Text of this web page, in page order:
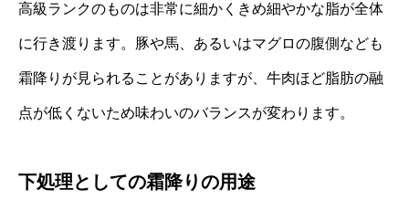
高級ランクのものは非常に細かくきめ細やかな脂が全体
に行き渡ります。豚や馬、あるいはマグロの腹側なども
霜降りが見られることがありますが、牛肉ほど脂肪の融
点が低くないため味わいのバランスが変わります。
下処理としての霜降りの用途